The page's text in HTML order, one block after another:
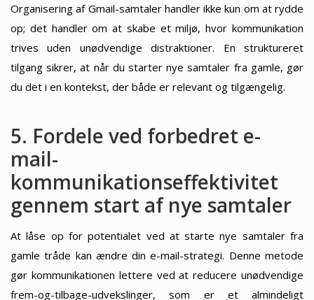
Organisering af Gmail-samtaler handler ikke kun om at rydde
op; det handler om at skabe et miljø, hvor kommunikation
trives uden unødvendige distraktioner. En struktureret
tilgang sikrer, at når du starter nye samtaler fra gamle, gør
du det i en kontekst, der både er relevant og tilgængelig.
5. Fordele ved forbedret e-
mail-
kommunikationseffektivitet
gennem start af nye samtaler
At låse op for potentialet ved at starte nye samtaler fra
gamle tråde kan ændre din e-mail-strategi. Denne metode
gør kommunikationen lettere ved at reducere unødvendige
frem-og-tilbage-udvekslinger, som er et almindeligt